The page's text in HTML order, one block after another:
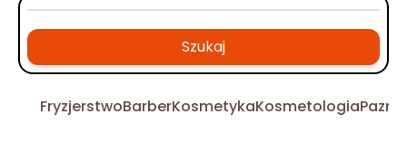
Szukaj
FryzjerstwoBarberKosmetykaKosmetologia